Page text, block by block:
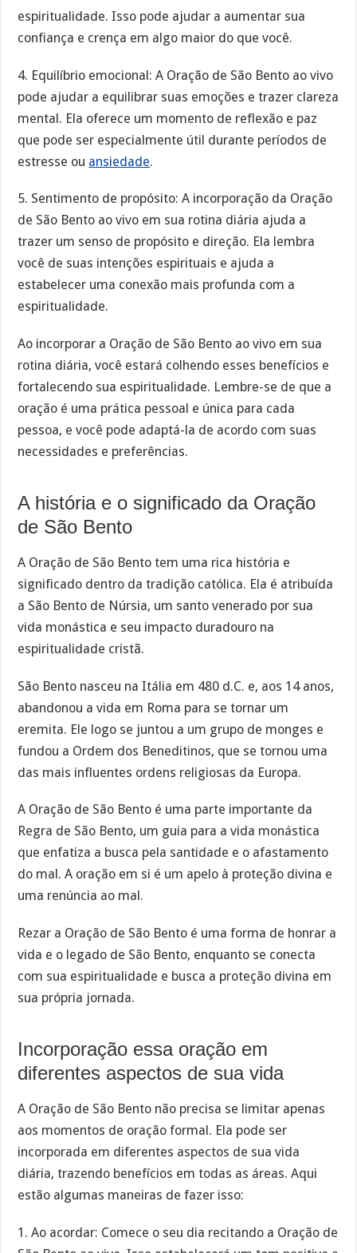
espiritualidade. Isso pode ajudar a aumentar sua
confiança e crença em algo maior do que você.
4. Equilíbrio emocional: A Oração de São Bento ao vivo
pode ajudar a equilibrar suas emoções e trazer clareza
mental. Ela oferece um momento de reflexão e paz
que pode ser especialmente útil durante períodos de
estresse ou ansiedade.
5. Sentimento de propósito: A incorporação da Oração
de São Bento ao vivo em sua rotina diária ajuda a
trazer um senso de propósito e direção. Ela lembra
você de suas intenções espirituais e ajuda a
estabelecer uma conexão mais profunda com a
espiritualidade.
Ao incorporar a Oração de São Bento ao vivo em sua
rotina diária, você estará colhendo esses benefícios e
fortalecendo sua espiritualidade. Lembre-se de que a
oração é uma prática pessoal e única para cada
pessoa, e você pode adaptá-la de acordo com suas
necessidades e preferências.
A história e o significado da Oração
de São Bento
A Oração de São Bento tem uma rica história e
significado dentro da tradição católica. Ela é atribuída
a São Bento de Núrsia, um santo venerado por sua
vida monástica e seu impacto duradouro na
espiritualidade cristã.
São Bento nasceu na Itália em 480 d.C. e, aos 14 anos,
abandonou a vida em Roma para se tornar um
eremita. Ele logo se juntou a um grupo de monges e
fundou a Ordem dos Beneditinos, que se tornou uma
das mais influentes ordens religiosas da Europa.
A Oração de São Bento é uma parte importante da
Regra de São Bento, um guia para a vida monástica
que enfatiza a busca pela santidade e o afastamento
do mal. A oração em si é um apelo à proteção divina e
uma renúncia ao mal.
Rezar a Oração de São Bento é uma forma de honrar a
vida e o legado de São Bento, enquanto se conecta
com sua espiritualidade e busca a proteção divina em
sua própria jornada.
Incorporação essa oração em
diferentes aspectos de sua vida
A Oração de São Bento não precisa se limitar apenas
aos momentos de oração formal. Ela pode ser
incorporada em diferentes aspectos de sua vida
diária, trazendo benefícios em todas as áreas. Aqui
estão algumas maneiras de fazer isso:
1. Ao acordar: Comece o seu dia recitando a Oração de